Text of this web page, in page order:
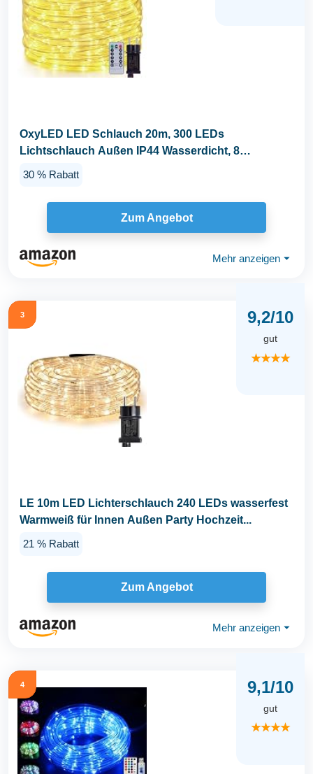
OxyLED LED Schlauch 20m, 300 LEDs
Lichtschlauch Außen IP44 Wasserdicht, 8
30 % Rabatt
Zum Angebot
Mehr anzeigen ⏷
3 9,2/10
gut
★★★★
LE 10m LED Lichterschlauch 240 LEDs wasserfest
Warmweiß für Innen Außen Party Hochzeit...
21 % Rabatt
Zum Angebot
Mehr anzeigen ⏷
4 9,1/10
gut
★★★★